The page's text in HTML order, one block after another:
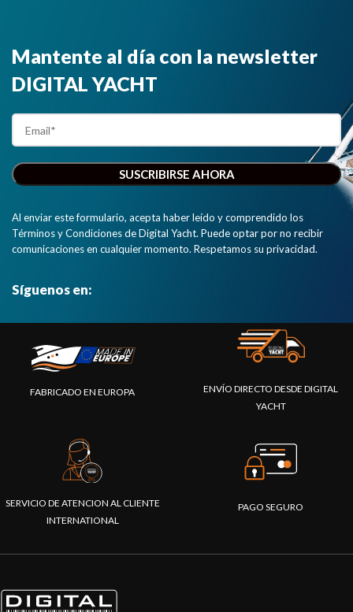
Mantente al día con la newsletter
DIGITAL YACHT
Al enviar este formulario, acepta haber leído y comprendido los
Términos y Condiciones de Digital Yacht. Puede optar por no recibir
comunicaciones en cualquier momento. Respetamos su privacidad.
Síguenos en:
FABRICADO EN EUROPA
ENVÍO DIRECTO DESDE DIGITAL
YACHT
SERVICIO DE ATENCION AL CLIENTE
INTERNATIONAL
PAGO SEGURO